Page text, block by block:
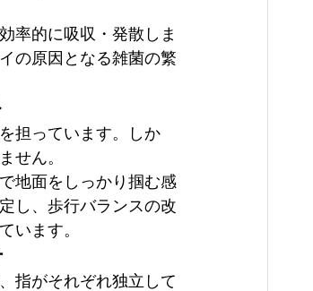
率的に吸収・発散しま
の原因となる雑菌の繁
担っています。しか
せん。
地面をしっかり掴む感
し、歩行バランスの改
います。
指がそれぞれ独立して